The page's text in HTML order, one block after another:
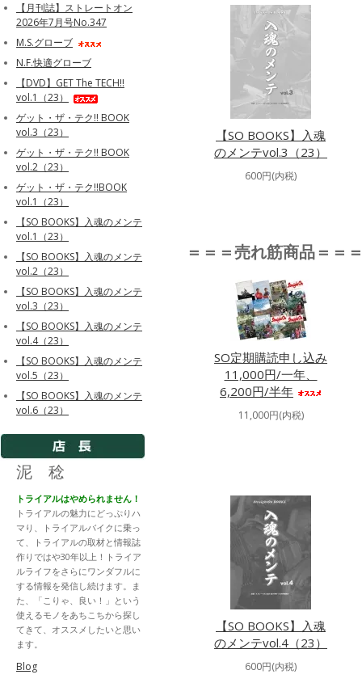
【SO BOOKS】入魂
のメンテvol.3（23）
600円(内税)
＝＝＝売れ筋商品＝＝
SO定期購読申し込み
11,000円/一年、
6,200円/半年
11,000円(内税)
【SO BOOKS】入魂
のメンテvol.4（23）
600円(内税)
【月刊誌】ストレートオン
2026年7月号No.347
M.S.グローブ
N.F.快適グローブ
【DVD】GET The TECH!!
vol.1（23）
ゲット・ザ・テク!! BOOK
vol.3（23）
ゲット・ザ・テク!! BOOK
vol.2（23）
ゲット・ザ・テク!!BOOK
vol.1（23）
【SO BOOKS】入魂のメンテ
vol.1（23）
【SO BOOKS】入魂のメンテ
vol.2（23）
【SO BOOKS】入魂のメンテ
vol.3（23）
【SO BOOKS】入魂のメンテ
vol.4（23）
【SO BOOKS】入魂のメンテ
vol.5（23）
【SO BOOKS】入魂のメンテ
vol.6（23）
泥 稔
トライアルはやめられません！
トライアルの魅力にどっぷりハ
マり、トライアルバイクに乗っ
て、トライアルの取材と情報誌
作りではや30年以上！トライア
ルライフをさらにワンダフルに
する情報を発信し続けます。ま
た、「こりゃ、良い！」という
使えるモノをあちこちから探し
てきて、オススメしたいと思い
ます。
Blog